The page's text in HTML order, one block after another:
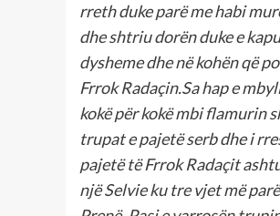
rreth duke parë me habi
dhe shtriu dorën duke e
dysheme dhe në kohën që
Frrok Radaçin.Sa hap e
kokë për kokë mbi flamurin
trupat e pajetë serb dhe i
pajetë të Frrok Radaçit
një Selvie ku tre vjet më